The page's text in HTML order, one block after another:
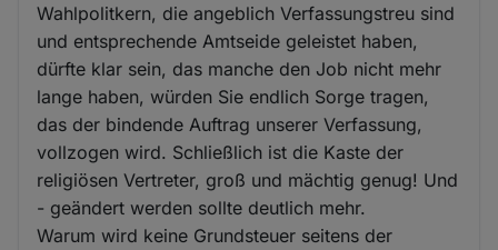
Wahlpolitkern, die angeblich Verfassungstreu sind
und entsprechende Amtseide geleistet haben,
dürfte klar sein, das manche den Job nicht mehr
lange haben, würden Sie endlich Sorge tragen,
das der bindende Auftrag unserer Verfassung,
vollzogen wird. Schließlich ist die Kaste der
religiösen Vertreter, groß und mächtig genug! Und
- geändert werden sollte deutlich mehr.
Warum wird keine Grundsteuer seitens der